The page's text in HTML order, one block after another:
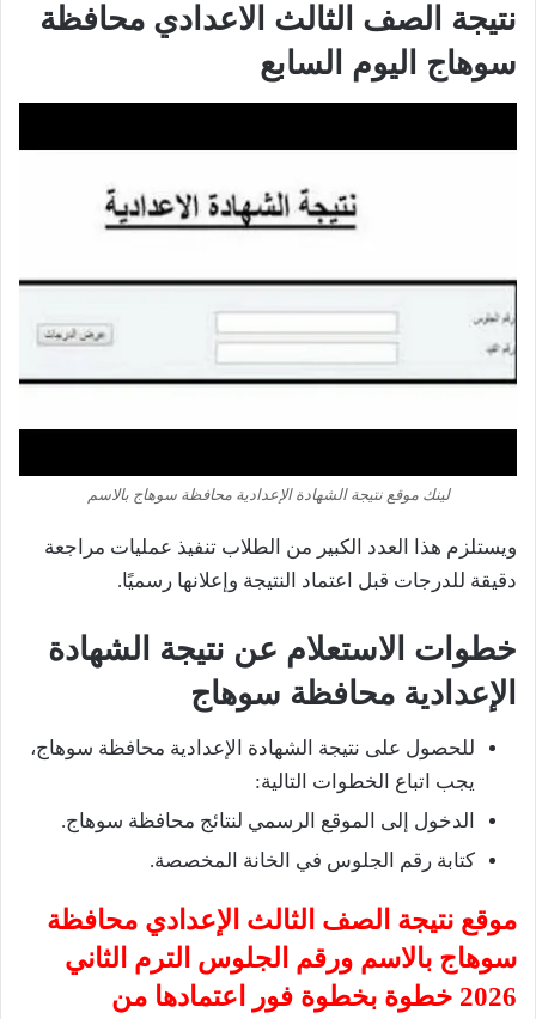
نتيجة الصف الثالث الاعدادي محافظة
سوهاج اليوم السابع
لينك موقع نتيجة الشهادة الإعدادية محافظة سوهاج بالاسم
ويستلزم هذا العدد الكبير من الطلاب تنفيذ عمليات مراجعة
دقيقة للدرجات قبل اعتماد النتيجة وإعلانها رسميًا.
خطوات الاستعلام عن نتيجة الشهادة
الإعدادية محافظة سوهاج
للحصول على نتيجة الشهادة الإعدادية محافظة سوهاج،
يجب اتباع الخطوات التالية:
الدخول إلى الموقع الرسمي لنتائج محافظة سوهاج.
كتابة رقم الجلوس في الخانة المخصصة.
موقع نتيجة الصف الثالث الإعدادي محافظة
سوهاج بالاسم ورقم الجلوس الترم الثاني
2026 خطوة بخطوة فور اعتمادها من